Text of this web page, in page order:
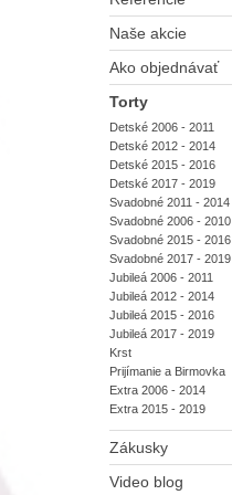
Naše akcie
Ako objednávať
Torty
Detské 2006 - 2011
Detské 2012 - 2014
Detské 2015 - 2016
Detské 2017 - 2019
Svadobné 2011 - 2014
Svadobné 2006 - 2010
Svadobné 2015 - 2016
Svadobné 2017 - 2019
Jubileá 2006 - 2011
Jubileá 2012 - 2014
Jubileá 2015 - 2016
Jubileá 2017 - 2019
Krst
Prijímanie a Birmovka
Extra 2006 - 2014
Extra 2015 - 2019
Zákusky
Video blog